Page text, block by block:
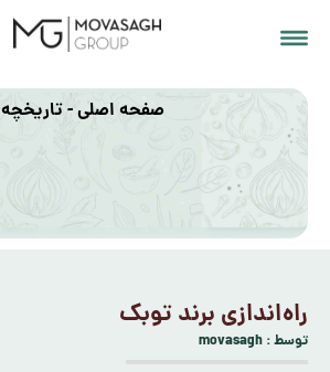
صفحه اصلی - تاریخچه
راه‌اندازی برند توبک
توسط :movasagh